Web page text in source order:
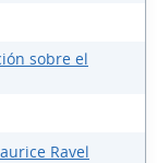
sobre el
Ravel